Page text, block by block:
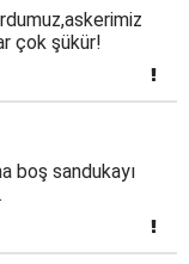
çok şükür!
boş sandukayı